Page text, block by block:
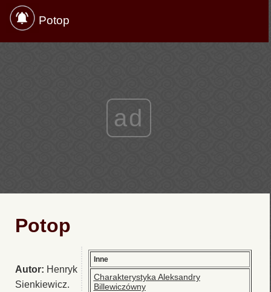
Potop
ad
Potop
Inne
Charakterystyka Aleksandry
Billewiczówny
Autor: Henryk
Sienkiewicz.